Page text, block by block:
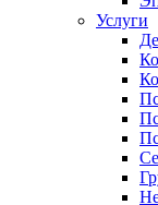
Услуги